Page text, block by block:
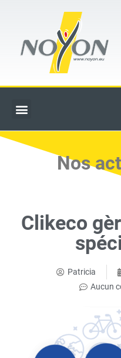
Nos
Clikeco
Patricia
Aucun